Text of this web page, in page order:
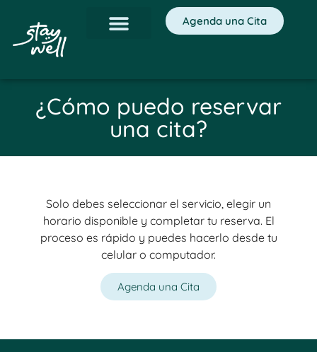
Agenda una Cita
¿Cómo puedo reservar
una cita?
Solo debes seleccionar el servicio, elegir un
horario disponible y completar tu reserva. El
proceso es rápido y puedes hacerlo desde tu
celular o computador.
Agenda una Cita